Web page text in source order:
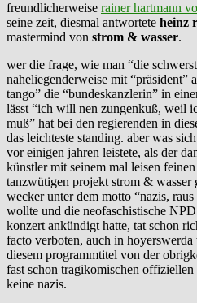
freundlicherweise rainer hartmann
seine zeit, diesmal antwortete heinz
mastermind von strom & wasser.
wer die frage, wie man “die
naheliegenderweise mit
tango” die “bundeskanzlerin” in
lässt “ich will nen zungenkuß, weil
muß” hat bei den regierenden in
das leichteste standing. aber was
vor einigen jahren leistete, als der
künstler mit seinem mal leisen
tanzwütigen projekt strom & wasser
wecker unter dem motto “nazis, raus
wollte und die neofaschistische
konzert ankündigt hatte, tat schon
facto verboten, auch in
diesem programmtitel von der
fast schon tragikomischen
keine nazis.